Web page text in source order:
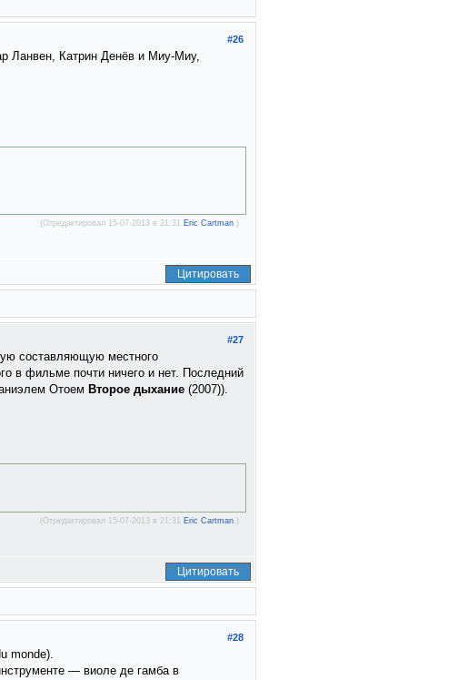
#26
Ланвен, Катрин Денёв и Миу-Миу,
(Отредактировал 15-07-2013 в 21:31 Eric Cartman .)
Цитировать
#27
составляющую местного
в фильме почти ничего и нет. Последний
Отоем Второе дыхание (2007)).
(Отредактировал 15-07-2013 в 21:31 Eric Cartman .)
Цитировать
#28
monde).
— виоле де гамба в